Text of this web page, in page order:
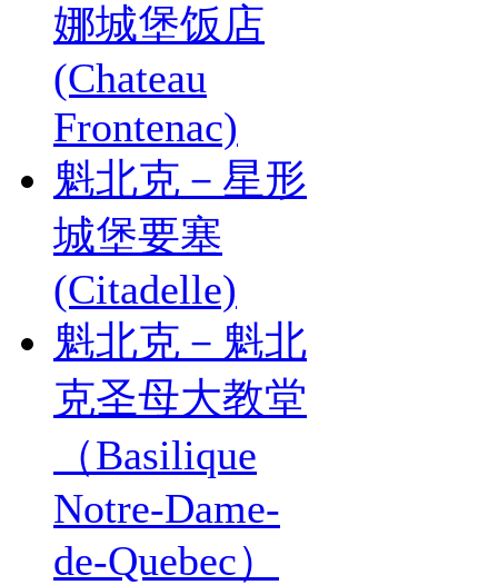
娜城堡饭店
(Chateau
Frontenac)
魁北克－星形
城堡要塞
(Citadelle)
魁北克－魁北
克圣母大教堂
（Basilique
Notre-Dame-
de-Quebec）